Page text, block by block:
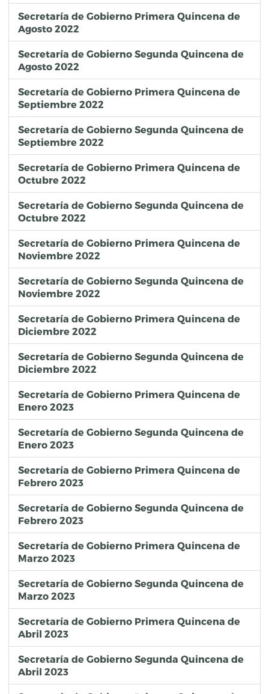
Secretaría de Gobierno Primera Quincena de
Agosto 2022
Secretaría de Gobierno Segunda Quincena de
Agosto 2022
Secretaría de Gobierno Primera Quincena de
Septiembre 2022
Secretaría de Gobierno Segunda Quincena de
Septiembre 2022
Secretaría de Gobierno Primera Quincena de
Octubre 2022
Secretaría de Gobierno Segunda Quincena de
Octubre 2022
Secretaría de Gobierno Primera Quincena de
Noviembre 2022
Secretaría de Gobierno Segunda Quincena de
Noviembre 2022
Secretaría de Gobierno Primera Quincena de
Diciembre 2022
Secretaría de Gobierno Segunda Quincena de
Diciembre 2022
Secretaría de Gobierno Primera Quincena de
Enero 2023
Secretaría de Gobierno Segunda Quincena de
Enero 2023
Secretaría de Gobierno Primera Quincena de
Febrero 2023
Secretaría de Gobierno Segunda Quincena de
Febrero 2023
Secretaría de Gobierno Primera Quincena de
Marzo 2023
Secretaría de Gobierno Segunda Quincena de
Marzo 2023
Secretaría de Gobierno Primera Quincena de
Abril 2023
Secretaría de Gobierno Segunda Quincena de
Abril 2023